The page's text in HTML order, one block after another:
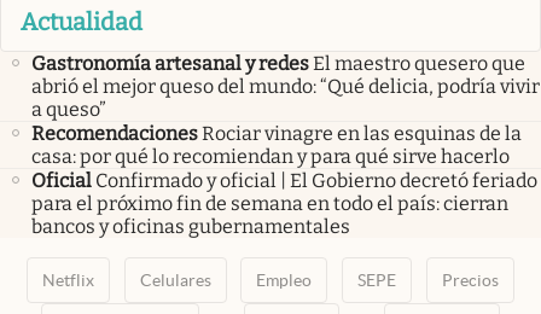
Actualidad
Gastronomía artesanal y redesEl maestro quesero que
abrió el mejor queso del mundo: “Qué delicia, podría vivir
a queso”
RecomendacionesRociar vinagre en las esquinas de la
casa: por qué lo recomiendan y para qué sirve hacerlo
Oficial Confirmado y oficial | El Gobierno decretó feriado
para el próximo fin de semana en todo el país: cierran
bancos y oficinas gubernamentales
Netflix Celulares Empleo SEPE Precios